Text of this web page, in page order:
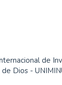
de
Dios -